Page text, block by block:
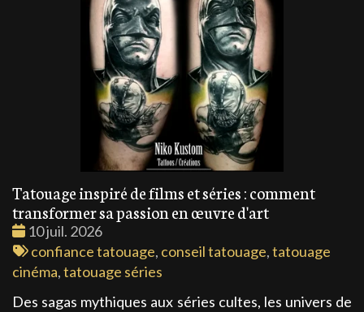
Tatouage inspiré de films et séries : comment
transformer sa passion en œuvre d'art
Date
:
10 juil. 2026
Tags
:
confiance tatouage, conseil tatouage,tatouage
cinéma,tatouage séries
Des sagas mythiques aux séries cultes, les univers de